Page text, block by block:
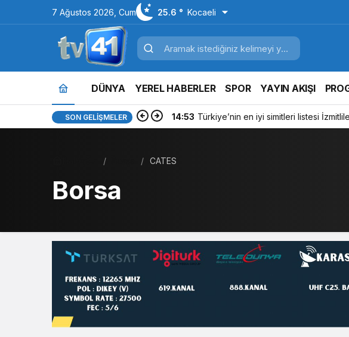
7 Ağustos 2026, Cum 25.6 ° Kocaeli
DÜNYA YEREL HABERLER SPOR YAYIN AKIŞI
SON GELIŞMELER 14:53 Türkiye’nin en iyi simitleri listesi
CATES
Borsa